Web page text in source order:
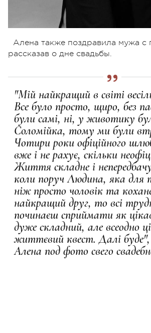
Алена также поздравила мужа с
рассказав о дне свадьбы.
"Мій найкращий в світі
Все було просто, щиро, без
були самі, ні, у животику
Соломійка, тому ми були
Чотири роки офіційного
вже і не рахує, скільки
Життя складне і
коли поруч Людина, яка для
ніж просто чоловік та
найкращий друг, то всі
починаєш сприймати як
дуже складний, але всеодно
життєвий квест. Далі
Алена под фото свего